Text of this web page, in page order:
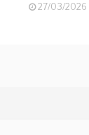
27/03/2026